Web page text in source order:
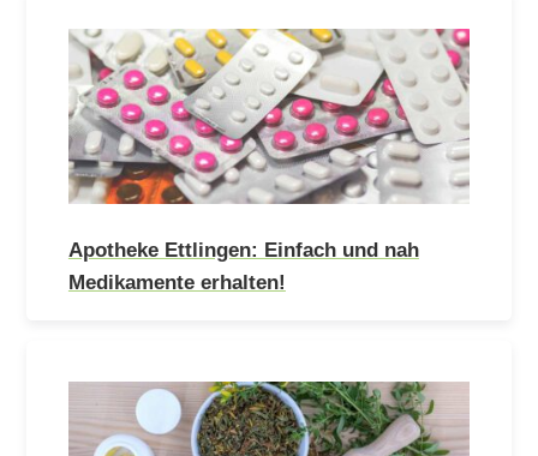
Apotheke Ettlingen: Einfach und nah
Medikamente erhalten!